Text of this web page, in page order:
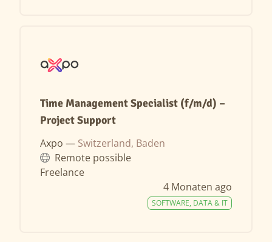
Time Management Specialist (f/m/d) –
Project Support
Axpo — Switzerland, Baden
Remote possible
Freelance
4 Monaten ago
SOFTWARE, DATA & IT